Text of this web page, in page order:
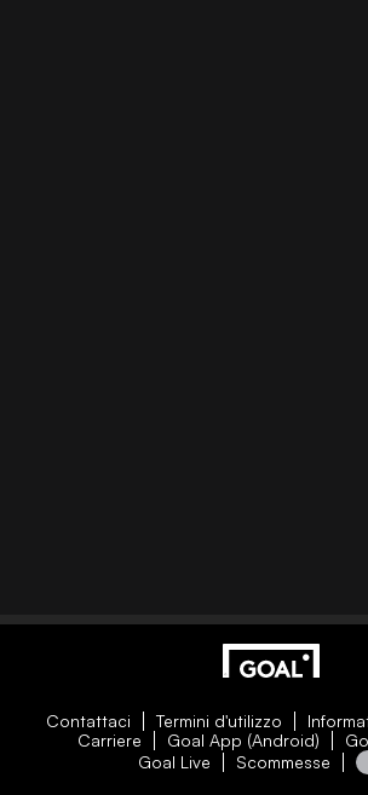
Contattaci Termini d'utilizzo
Carriere
Goal App (Android)
Goal Live
Scommesse